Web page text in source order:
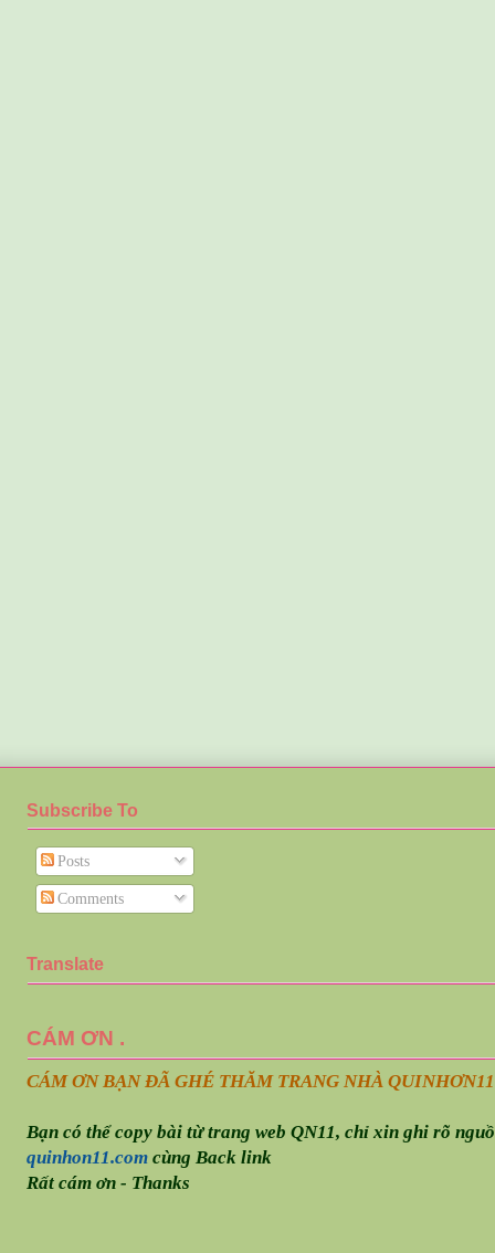
Subscribe To
Posts
Comments
Translate
CÁM ƠN .
CÁM ƠN BẠN ĐÃ GHÉ THĂM TRANG NHÀ QUINHƠN
Bạn có thể copy bài từ trang web QN11, chỉ xin ghi rõ
quinhon11.comcùng Back link
Rất cám ơn - Thanks